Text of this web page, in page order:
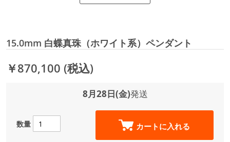
15.0mm 白蝶真珠（ホワイト系）ペンダント
￥870,100 (税込)
8月28日(金)発送
数量 カートに入れる